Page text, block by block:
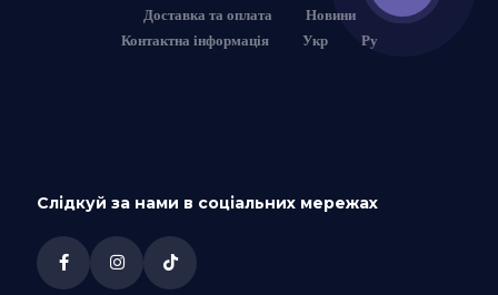
Доставка та оплата
Новини
Контактна інформація
Укр Ру
Слідкуй за нами в соціальних мережах